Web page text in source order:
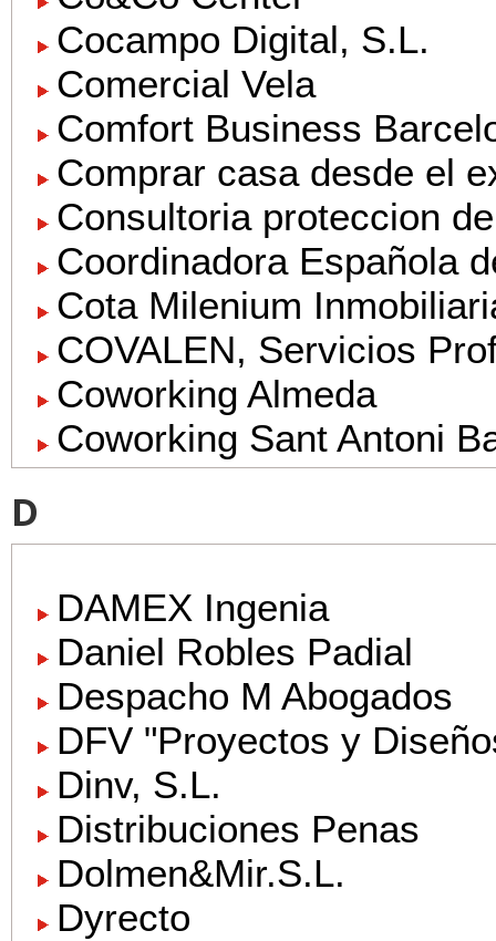
Cocampo Digital, S.L.
Comercial Vela
Comfort Business
Comprar casa desde el
Consultoria proteccion
Coordinadora Española
Cota Milenium
COVALEN, Servicios
Coworking Almeda
Coworking Sant Antoni
D
DAMEX Ingenia
Daniel Robles Padial
Despacho M Abogados
DFV "Proyectos y
Dinv, S.L.
Distribuciones Penas
Dolmen&Mir.S.L.
Dyrecto